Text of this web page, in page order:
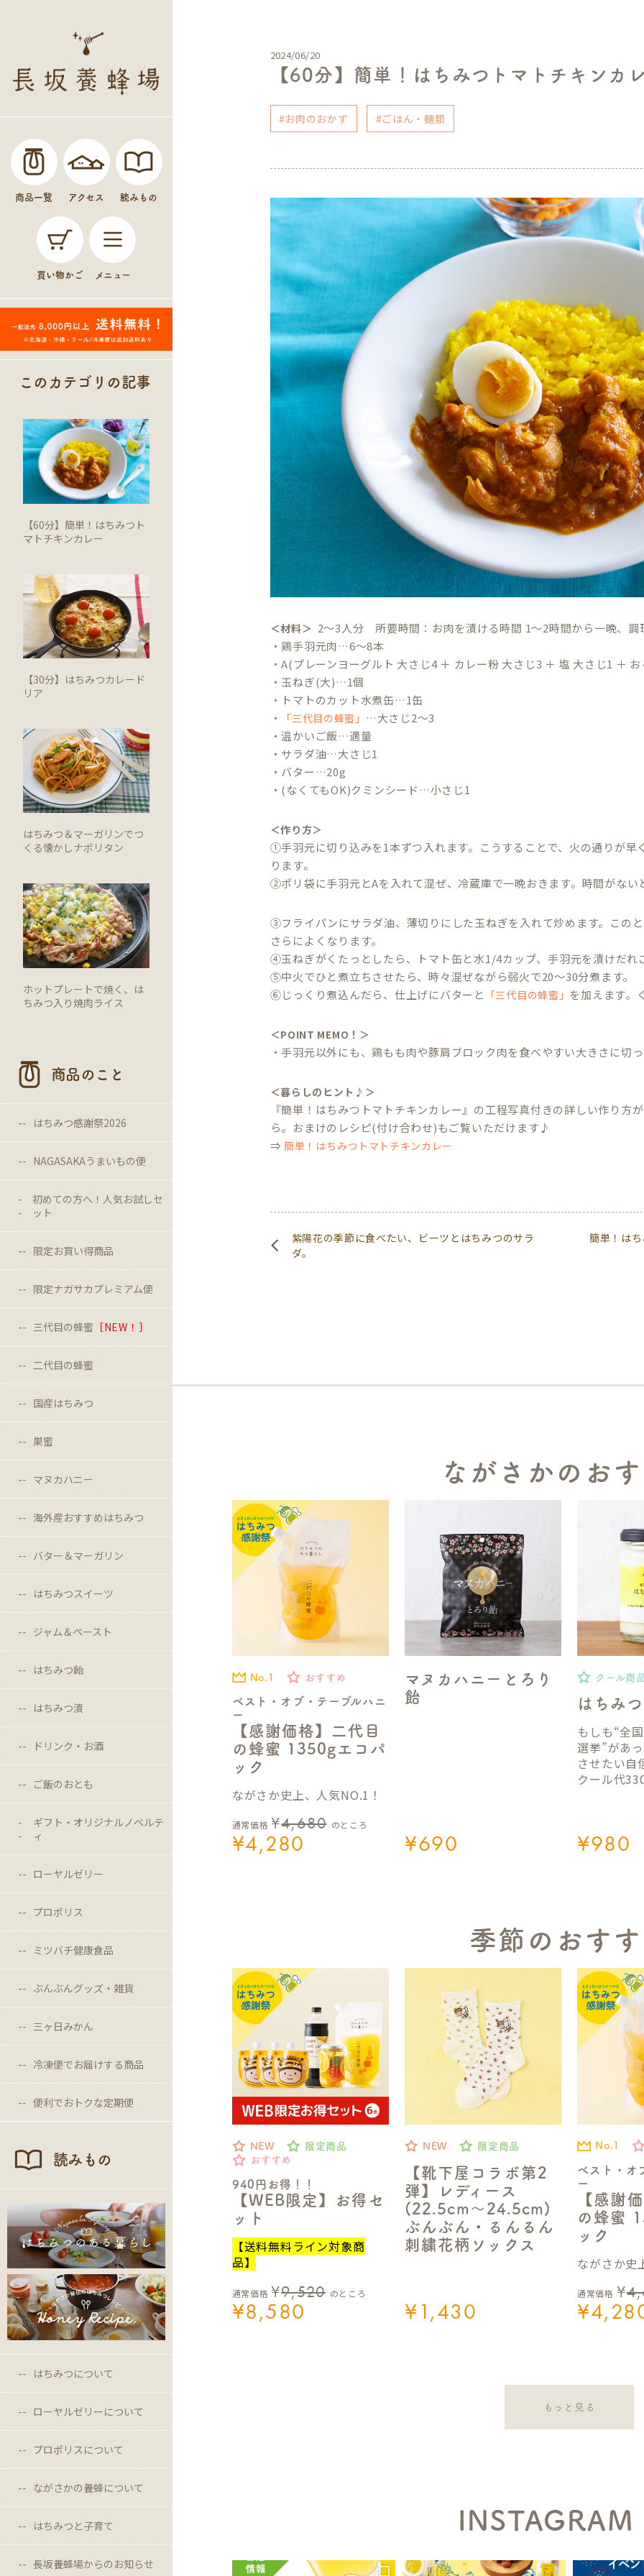
商品一覧 アクセス 読みもの
買い物かご メニュー
このカテゴリの記事
【60分】簡単！はちみつト
マトチキンカレー
【30分】はちみつカレード
リア
はちみつ＆マーガリンでつ
くる懐かしナポリタン
ホットプレートで焼く、は
ちみつ入り焼肉ライス
商品のこと
はちみつ感謝祭2026
NAGASAKAうまいもの便
初めての方へ！人気お試しセ
ット
限定お買い得商品
限定ナガサカプレミアム便
三代目の蜂蜜 ［NEW！］
二代目の蜂蜜
国産はちみつ
巣蜜
マヌカハニー
海外産おすすめはちみつ
バター＆マーガリン
はちみつスイーツ
ジャム＆ペースト
はちみつ飴
はちみつ漬
ドリンク・お酒
ご飯のおとも
ギフト・オリジナルノベルテ
ィ
ローヤルゼリー
プロポリス
ミツバチ健康食品
ぶんぶんグッズ・雑貨
三ヶ日みかん
冷凍便でお届けする商品
便利でおトクな定期便
読みもの
はちみつについて
ローヤルゼリーについて
プロポリスについて
ながさかの養蜂について
はちみつと子育て
長坂養蜂場からのお知らせ
2024/06/20
【60分】簡単！はちみつトマトチキンカ
#お肉のおかず #ごはん・麺類
＜材料＞ 2～3人分 所要時間：お肉を漬ける時間 1〜2時間から一晩、調
・鶏手羽元肉…6〜8本
・A(プレーンヨーグルト 大さじ4 ＋ カレー粉 大さじ3 ＋ 塩 大さじ1 ＋
・玉ねぎ(大)…1個
・トマトのカット水煮缶…1缶
・
「三代目の蜂蜜」 …大さじ2〜3
・温かいご飯…適量
・サラダ油…大さじ1
・バター…20g
・(なくてもOK)クミンシード…小さじ1
＜作り方＞
①手羽元に切り込みを1本ずつ入れます。こうすることで、火の通りが早
ります。
②ポリ袋に手羽元とAを入れて混ぜ、冷蔵庫で一晩おきます。時間がない
③フライパンにサラダ油、薄切りにした玉ねぎを入れて炒めます。この
さらによくなります。
④玉ねぎがくたっとしたら、トマト缶と水1/4カップ、手羽元を漬けだれ
⑤中火でひと煮立ちさせたら、時々混ぜながら弱火で20〜30分煮ます。
⑥じっくり煮込んだら、仕上げにバターと 「三代目の蜂蜜」 を加えます。
＜POINT MEMO！＞
・手羽元以外にも、鶏もも肉や豚肩ブロック肉を食べやすい大きさに切
＜暮らしのヒント♪＞
『簡単！はちみつトマトチキンカレー』の工程写真付きの詳しい作り方
ら。おまけのレシピ(付け合わせ)もご覧いただけます♪
⇒ 簡単！はちみつトマトチキンカレー
紫陽花の季節に食べたい、ビーツとはちみつのサラ
ダ。
簡単！は
ながさかのお
ベスト・オブ・テーブルハニ
ー
【感謝価格】二代目
の蜂蜜 1350gエコパ
ック
No.1 おすすめ
通常価格 ¥4,680 のところ
¥4,280
ながさか史上、人気NO.1！
マヌカハニーとろり
飴
¥690
はちみ
クール商
¥980
もしも“全
選挙”があ
させたい自
クール代
季節のおす
940円お得！！
【WEB限定】お得セ
ット
NEW
限定商品
おすすめ
通常価格 ¥9,520 のところ
¥8,580
【送料無料ライン対象商
品】
【靴下屋コラボ第2
弾】レディース
(22.5cm～24.5cm)
ぶんぶん・るんるん
刺繍花柄ソックス
NEW 限定商品
¥1,430
ベスト・オ
ー
【感謝
の蜂蜜
ック
No.1
通常価格 ¥
¥
ながさか史
もっと見る
INSTAGRAM